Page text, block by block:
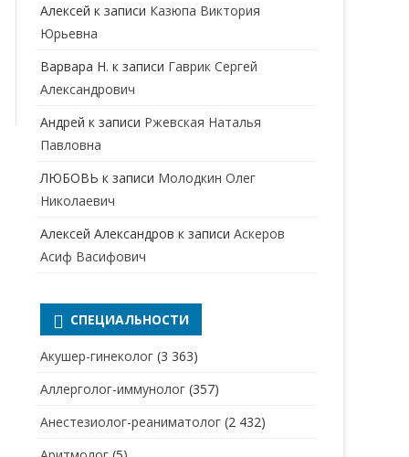
НЕВРОПАТОЛОГ
НЕФРОЛОГ
ОТОЛАРИНГОЛОГ
ОФТАЛЬМОЛОГ
ПРОКТОЛОГ
РЕВМАТОЛОГ
РЕНТГЕНОЛОГ
СТОМАТОЛОГ
СТОМАТОЛОГ-ОРТОДОНТ
Алексей к записи Казюпа Виктория
Юрьевна
Варвара Н. к записи Гаврик Сергей
Александрович
Андрей к записи Ржевская Наталья
Павловна
ЛЮБОВЬ к записи Молодкин Олег
Николаевич
Алексей Александров к записиАскеров
Асиф Васифович
СПЕЦИАЛЬНОСТИ
Акушер-гинеколог (3 363)
Аллерголог-иммунолог (357)
Анестезиолог-реаниматолог (2 432)